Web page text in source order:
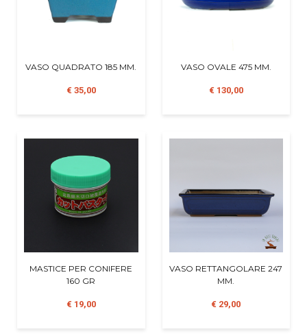
VASO QUADRATO 185 MM.
€ 35,00
VASO OVALE 475 MM.
€ 130,00
MASTICE PER CONIFERE
160 GR
€ 19,00
VASO RETTANGOLARE 247
MM.
€ 29,00